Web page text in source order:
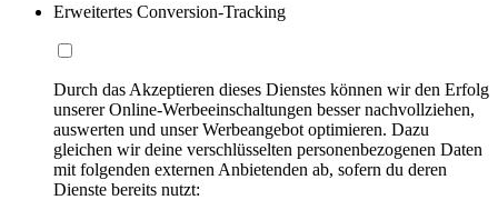
Erweitertes Conversion-Tracking
Durch das Akzeptieren dieses Dienstes können wir den Erfolg
unserer Online-Werbeeinschaltungen besser nachvollziehen,
auswerten und unser Werbeangebot optimieren. Dazu
gleichen wir deine verschlüsselten personenbezogenen Daten
mit folgenden externen Anbietenden ab, sofern du deren
Dienste bereits nutzt: